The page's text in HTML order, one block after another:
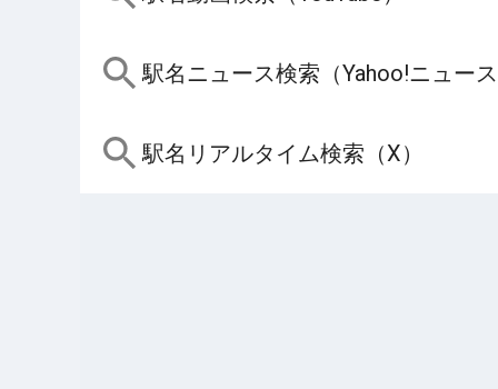
駅名ニュース検索（Yahoo!ニュー
駅名リアルタイム検索（X）